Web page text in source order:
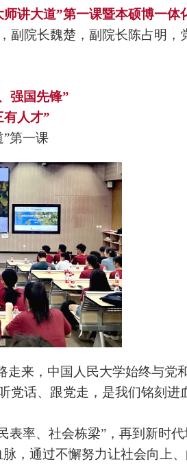
师讲大道”第一课暨本硕博一体
副院长魏楚，副院长陈占明，
强国先锋”
人才”
第一课
来，中国人民大学始终与党
党话、跟党走，是我们铭刻进
表率、社会栋梁”，再到新时代
，通过不懈努力让社会向上、